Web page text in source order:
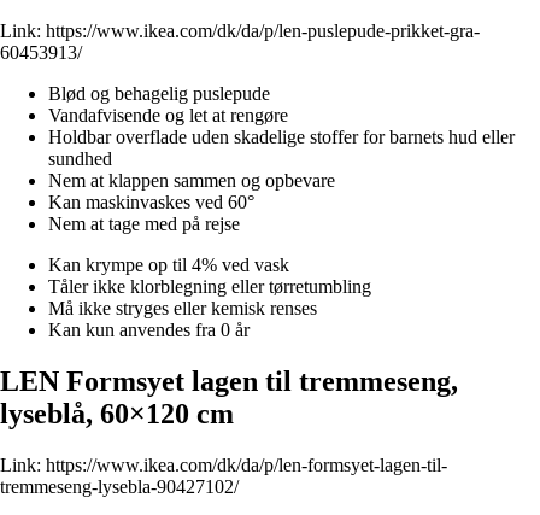
Link: https://www.ikea.com/dk/da/p/len-puslepude-prikket-gra-
60453913/
Blød og behagelig puslepude
Vandafvisende og let at rengøre
Holdbar overflade uden skadelige stoffer for barnets hud eller
sundhed
Nem at klappen sammen og opbevare
Kan maskinvaskes ved 60°
Nem at tage med på rejse
Kan krympe op til 4% ved vask
Tåler ikke klorblegning eller tørretumbling
Må ikke stryges eller kemisk renses
Kan kun anvendes fra 0 år
LEN Formsyet lagen til tremmeseng,
lyseblå, 60×120 cm
Link: https://www.ikea.com/dk/da/p/len-formsyet-lagen-til-
tremmeseng-lysebla-90427102/